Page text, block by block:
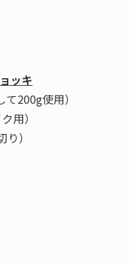
ッキ
200g使用）
用）
り）